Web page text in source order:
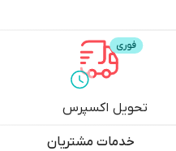
تحویل اکسپرس
خدمات مشتریان